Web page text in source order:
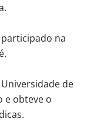
na
de
e obteve o